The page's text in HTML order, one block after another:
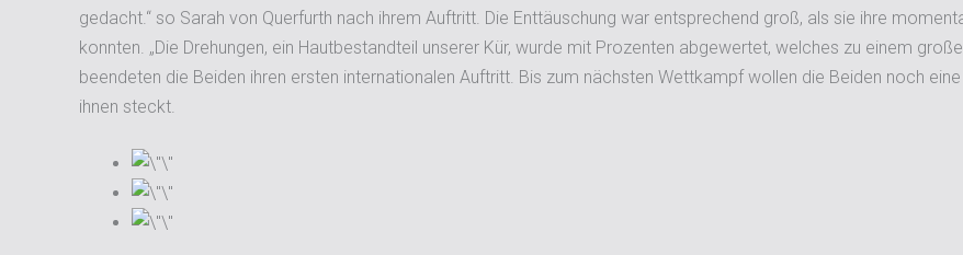
gedacht.“ so Sarah von Querfurth nach ihrem Auftritt. Die Enttäuschung war entsprechend groß, als sie ihre
konnten. „Die Drehungen, ein Hautbestandteil unserer Kür, wurde mit Prozenten abgewertet, welches zu einem
beendeten die Beiden ihren ersten internationalen Auftritt. Bis zum nächsten Wettkampf wollen die Beiden noch
ihnen steckt.